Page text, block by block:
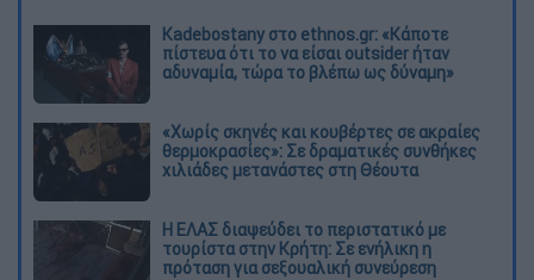
Kadebostany στο ethnos.gr: «Κάποτε
πίστευα ότι το να είσαι outsider ήταν
αδυναμία, τώρα το βλέπω ως δύναμη»
«Χωρίς σκηνές και κουβέρτες σε ακραίες
θερμοκρασίες»: Σε δραματικές συνθήκες
χιλιάδες μετανάστες στη Θέουτα
Η ΕΛΑΣ διαψεύδει το περιστατικό με
τουρίστα στην Κρήτη: Σε ενήλικη η
πρόταση για σεξουαλική συνεύρεση